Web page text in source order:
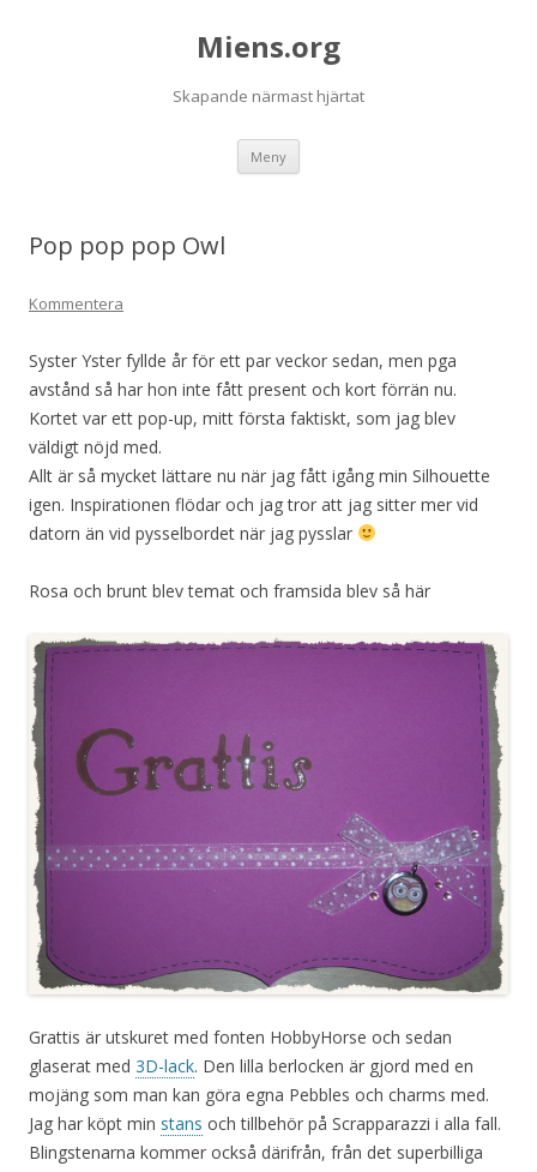
Miens.org
Skapande närmast hjärtat
Meny
Pop pop pop Owl
Kommentera
Syster Yster fyllde år för ett par veckor sedan, men pga
avstånd så har hon inte fått present och kort förrän nu.
Kortet var ett pop-up, mitt första faktiskt, som jag blev
väldigt nöjd med.
Allt är så mycket lättare nu när jag fått igång min Silhouette
igen. Inspirationen flödar och jag tror att jag sitter mer vid
datorn än vid pysselbordet när jag pysslar
Rosa och brunt blev temat och framsida blev så här
Grattis är utskuret med fonten HobbyHorse och sedan
glaserat med 3D-lack. Den lilla berlocken är gjord med en
mojäng som man kan göra egna Pebbles och charms med.
Jag har köpt min stans och tillbehör på Scrapparazzi i alla fall.
Blingstenarna kommer också därifrån, från det superbilliga